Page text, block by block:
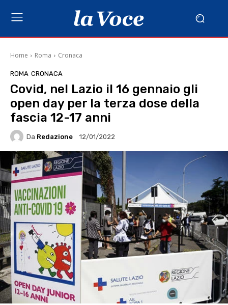
Home Roma Cronaca
ROMA CRONACA
Covid, nel Lazio il 16 gennaio gli
open day per la terza dose della
fascia 12-17 anni
Da Redazione 12/01/2022